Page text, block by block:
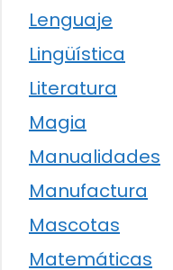
Lenguaje
Lingüística
Literatura
Magia
Manualidades
Manufactura
Mascotas
Matemáticas